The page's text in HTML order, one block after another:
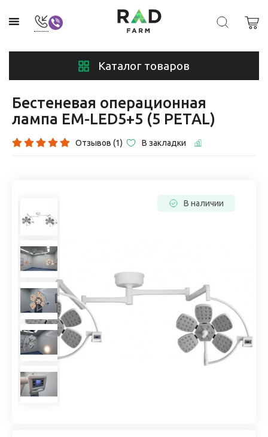
Каталог товаров
Бестеневая операционная
лампа EM-LED5+5 (5 PETAL)
Отзывов (1) В закладки
В наличии